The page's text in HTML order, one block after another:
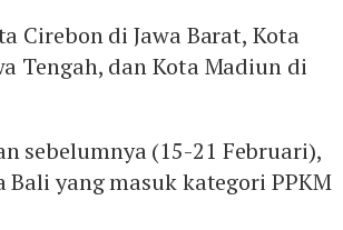
Cirebon di Jawa Barat, Kota
Tengah, dan Kota Madiun di
sebelumnya (15-21 Februari),
yang masuk kategori PPKM